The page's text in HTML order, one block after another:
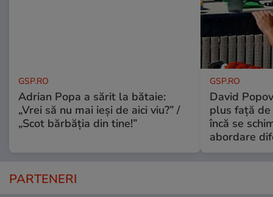
GSP.RO
Adrian Popa a sărit la bătaie:
„Vrei să nu mai ieși de aici viu?” /
„Scot bărbăția din tine!”
GSP.RO
David
plus față de
încă se
abordare
PARTENERI